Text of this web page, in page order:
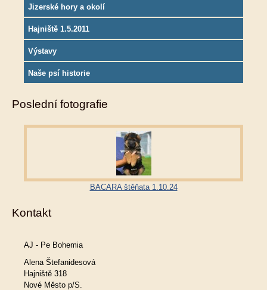
Jizerské hory a okolí
Hajniště 1.5.2011
Výstavy
Naše psí historie
Poslední fotografie
BACARA štěňata 1.10.24
Kontakt
AJ - Pe Bohemia
Alena Štefanidesová
Hajniště 318
Nové Město p/S.